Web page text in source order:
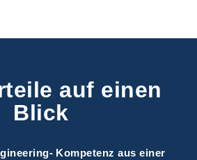
auf einen
Blick
Kompetenz aus einer